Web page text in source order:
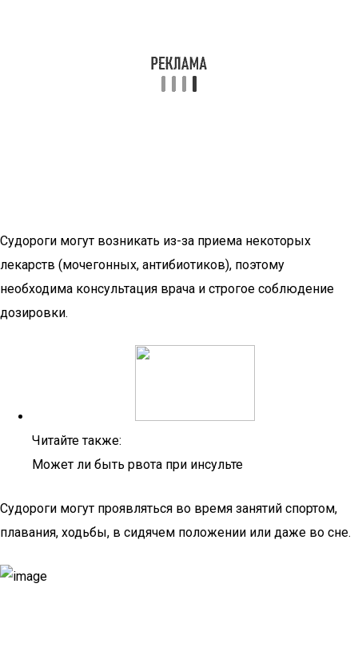
Судороги могут возникать из-за приема некоторых
лекарств (мочегонных, антибиотиков), поэтому
необходима консультация врача и строгое соблюдение
дозировки.
Читайте также:
Может ли быть рвота при инсульте
Судороги могут проявляться во время занятий спортом,
плавания, ходьбы, в сидячем положении или даже во сне.